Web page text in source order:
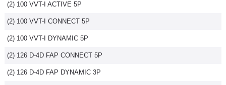
Flottes
Auto
Services
Forum
(2) 100 VVT-I ACTIVE 5P
(2) 100 VVT-I CONNECT 5P
(2) 100 VVT-I DYNAMIC 5P
(2) 126 D-4D FAP CONNECT 5P
(2) 126 D-4D FAP DYNAMIC 3P